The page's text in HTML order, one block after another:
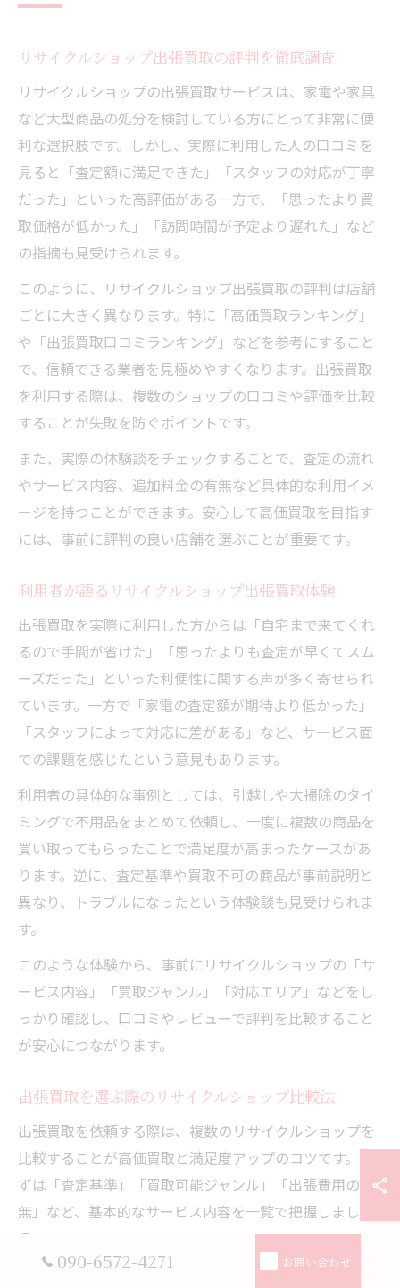
リサイクルショップ出張買取の評判を徹底調査
リサイクルショップの出張買取サービスは、家電や家具
など大型商品の処分を検討している方にとって非常に便
利な選択肢です。しかし、実際に利用した人の口コミを
見ると「査定額に満足できた」「スタッフの対応が丁寧
だった」といった高評価がある一方で、「思ったより買
取価格が低かった」「訪問時間が予定より遅れた」など
の指摘も見受けられます。
このように、リサイクルショップ出張買取の評判は店舗
ごとに大きく異なります。特に「高価買取ランキング」
や「出張買取口コミランキング」などを参考にすること
で、信頼できる業者を見極めやすくなります。出張買取
を利用する際は、複数のショップの口コミや評価を比較
することが失敗を防ぐポイントです。
また、実際の体験談をチェックすることで、査定の流れ
やサービス内容、追加料金の有無など具体的な利用イメ
ージを持つことができます。安心して高価買取を目指す
には、事前に評判の良い店舗を選ぶことが重要です。
利用者が語るリサイクルショップ出張買取体験
出張買取を実際に利用した方からは「自宅まで来てくれ
るので手間が省けた」「思ったよりも査定が早くてスム
ーズだった」といった利便性に関する声が多く寄せられ
ています。一方で「家電の査定額が期待より低かった」
「スタッフによって対応に差がある」など、サービス面
での課題を感じたという意見もあります。
利用者の具体的な事例としては、引越しや大掃除のタイ
ミングで不用品をまとめて依頼し、一度に複数の商品を
買い取ってもらったことで満足度が高まったケースがあ
ります。逆に、査定基準や買取不可の商品が事前説明と
異なり、トラブルになったという体験談も見受けられま
す。
このような体験から、事前にリサイクルショップの「サ
ービス内容」「買取ジャンル」「対応エリア」などをし
っかり確認し、口コミやレビューで評判を比較すること
が安心につながります。
出張買取を選ぶ際のリサイクルショップ比較法
出張買取を依頼する際は、複数のリサイクルショップを
比較することが高価買取と満足度アップのコツです。ま
ずは「査定基準」「買取可能ジャンル」「出張費用の有
無」など、基本的なサービス内容を一覧で把握しましょ
う。
特に「一番高く買い取ってくれるリサイクルショップ」
090-6572-4271 お問い合わせ